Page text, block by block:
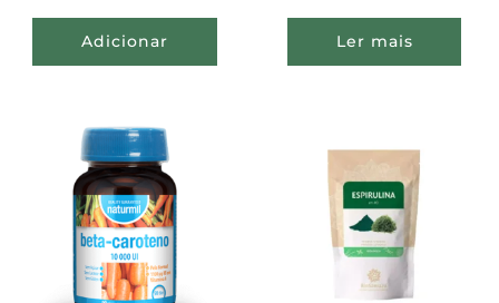
Adicionar Ler mais